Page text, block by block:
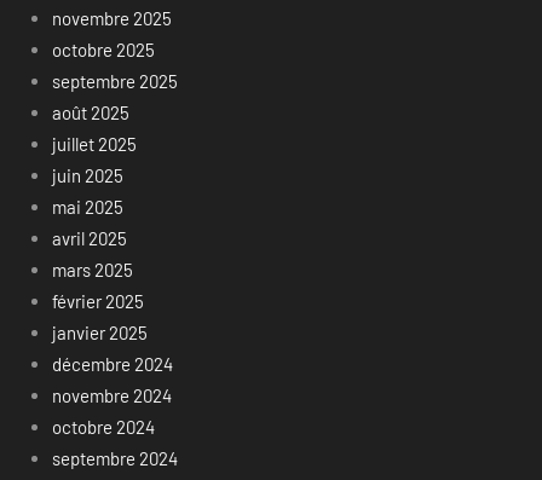
novembre 2025
octobre 2025
septembre 2025
août 2025
juillet 2025
juin 2025
mai 2025
avril 2025
mars 2025
février 2025
janvier 2025
décembre 2024
novembre 2024
octobre 2024
septembre 2024